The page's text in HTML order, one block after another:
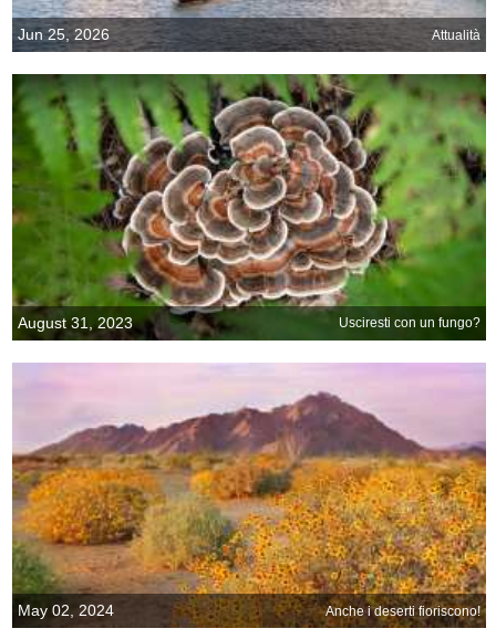
Jun 25, 2026 Attualità
August 31, 2023 Usciresti con un fungo?
May 02, 2024 Anche i deserti fioriscono!